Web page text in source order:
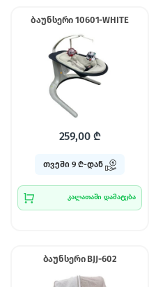
ბაუნსერი 10601-WHITE
259,00 ₾
თვეში 9 ₾-დან
კალათაში დამატება
ბაუნსერი BJJ-602